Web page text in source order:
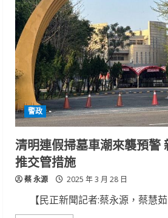
輯：
兒
童
節、
清
明
節
4
天
連
假
玩
樂
指
南
警政
清明連假掃墓車潮來襲預警
推交管措施
蔡 永源 2025 年 3 月 28 日
【民正新聞記者:蔡永源，蔡慧茹